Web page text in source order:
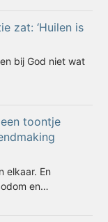
zat: ‘Huilen is
bij God niet wat
toontje
elkaar. En
en…